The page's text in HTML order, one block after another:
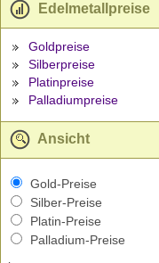
Edelmetallpreise
Goldpreise
Silberpreise
Platinpreise
Palladiumpreise
Ansicht
Gold-Preise
Silber-Preise
Platin-Preise
Palladium-Preise